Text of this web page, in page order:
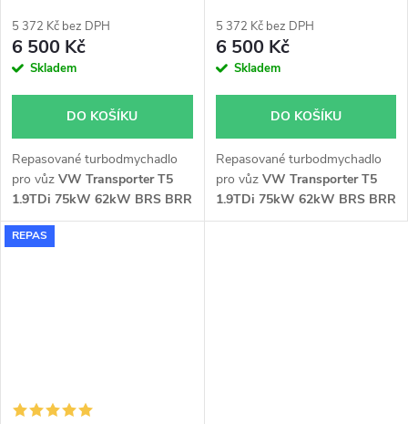
5 372 Kč bez DPH
6 500 Kč
Skladem
DO KOŠÍKU
Repasované turbodmychadlo
pro vůz VW Transporter T5
1.9TDi 75kW 62kW BRS BRR
s DPF
5 372 Kč bez DPH
6 500 Kč
Skladem
DO KOŠÍKU
Repasované turbodmychadlo
pro vůz VW Transporter T5
1.9TDi 75kW 62kW BRS BRR
bez DPF
REPAS